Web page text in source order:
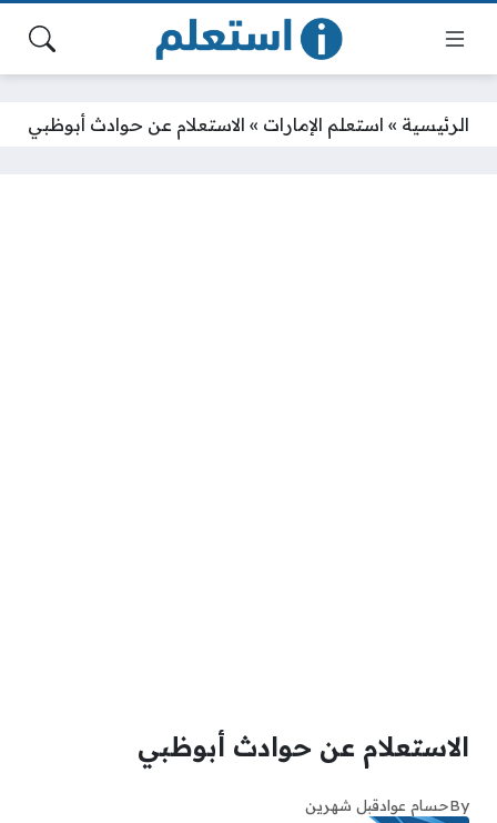
الرئيسية » استعلم الإمارات » الاستعلام عن حوادث أبوظبي
الاستعلام عن حوادث أبوظبي
Byحسام عوادقبل شهرين